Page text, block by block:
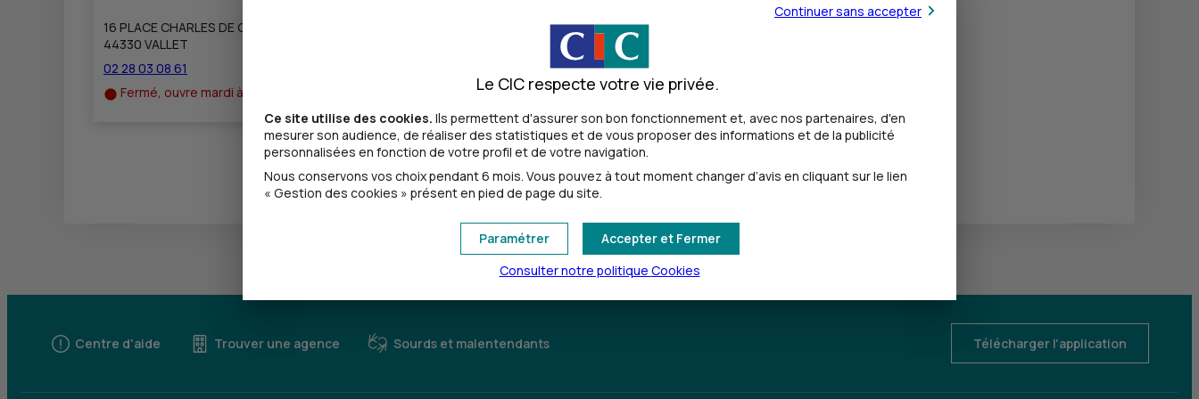
16 PLACE CHARLES DE GAULLE
44330 VALLET
02 28 03 08 61
Fermé, ouvre mardi à 8h30
Toutes les localités
Centre d'aide Trouver une agence Sourds et malentendants Télécharger l'application
Continuer sans accepter
Le CIC respecte votre vie privée.
Ce site utilise des cookies. Ils permettent d'assurer son bon fonctionnement et, avec nos partenaires, d'en
mesurer son audience, de réaliser des statistiques et de vous proposer des informations et de la publicité
personnalisées en fonction de votre profil et de votre navigation.
Nous conservons vos choix pendant 6 mois. Vous pouvez à tout moment changer d’avis en cliquant sur le lien
« Gestion des cookies » présent en pied de page du site.
Accepter et Fermer
Paramétrer
Consulter notre politique Cookies